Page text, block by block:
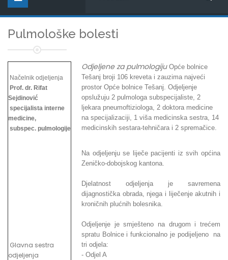
Pulmološke bolesti
Načelnik odjeljenja
Prof. dr. Rifat
Sejdinović
specijalista interne
medicine,
subspec. pulmologije
Glavna sestra
odjeljenja
Odjeljene za pulmologijuOpće bolnice
Tešanj broji 106 kreveta i zauzima najveći
prostor Opće bolnice Tešanj. Odjeljenje
opslužuju 2 pulmologa subspecijaliste, 2
ljekara pneumoftiziologa, 2 doktora medicine
na specijalizaciji, 1 viša medicinska sestra, 14
medicinskih sestara-tehničara i 2 spremačice.
Na odjeljenju se liječe pacijenti iz svih općina
Zeničko-dobojskog kantona.
Djelatnost odjeljenja je savremena
dijagnostička obrada, njega i liječenje akutnih i
kroničnih plućnih bolesnika.
Odjeljenje je smješteno na drugom i trećem
spratu Bolnice i funkcionalno je podijeljeno na
tri odjela:
- Odjel A